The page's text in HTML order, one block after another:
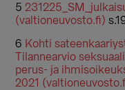
5
(valtioneuvosto.fi)
6 Kohti
Tilannearvio
perus- ja
2021